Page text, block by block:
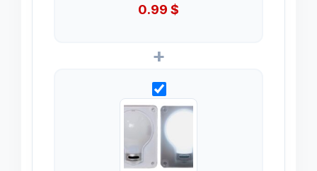
0.99 $
+